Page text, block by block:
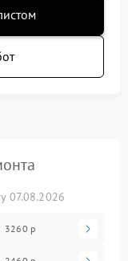
07.08.2026
3260 р